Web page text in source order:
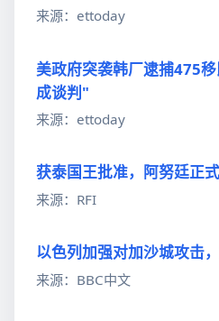
来源：ettoday
美政府突袭韩厂逮捕475
成谈判"
来源：ettoday
获泰国王批准，阿努廷正
来源：RFI
以色列加强对加沙城攻击
来源：BBC中文